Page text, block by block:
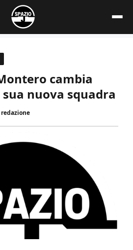
cambia
nuova squadra
redazione